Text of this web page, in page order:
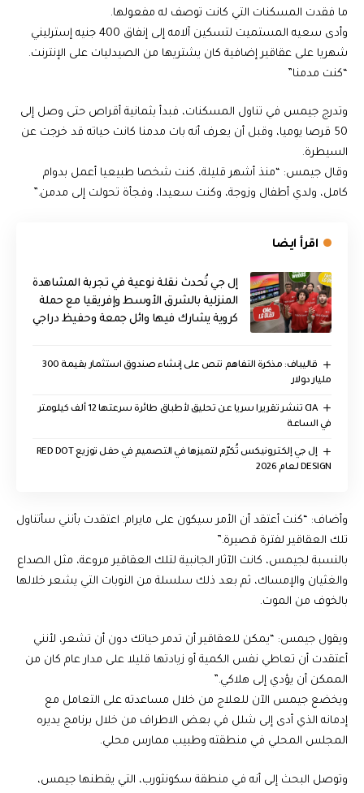
ما فقدت المسكنات التي كانت توصف له مفعولها.
وأدى سعيه المستميت لتسكين آلامه إلى إنفاق 400 جنيه إسترليني
شهريا على عقاقير إضافية كان يشتريها من الصيدليات على الإنترنت.
“كنت مدمنا”
وتدرج جيمس في تناول المسكنات، فبدأ بثمانية أقراص حتى وصل إلى
50 قرصا يوميا، وقبل أن يعرف أنه بات مدمنا كانت حياته قد خرجت عن
السيطرة.
وقال جيمس: “منذ أشهر قليلة، كنت شخصا طبيعيا أعمل بدوام
كامل، ولدي أطفال وزوجة، وكنت سعيدا، وفجأة تحولت إلى مدمن.”
اقرأ ايضا
إل جي تُحدث نقلة نوعية في تجربة المشاهدة
المنزلية بالشرق الأوسط وإفريقيا مع حملة
كروية يشارك فيها وائل جمعة وحفيظ دراجي
قاليباف: مذكرة التفاهم تنص على إنشاء صندوق استثمار بقيمة 300
مليار دولار
CIA تنشر تقريرا سريا عن تحليق لأطباق طائرة سرعتها 12 ألف كيلومتر
في الساعة
إل جي إلكترونيكس تُكرّم لتميزها في التصميم في حفل توزيع RED DOT
DESIGN لعام 2026
وأضاف: “كنت أعتقد أن الأمر سيكون على مايرام. اعتقدت بأنني سأتناول
تلك العقاقير لفترة قصيرة.”
بالنسبة لجيمس، كانت الآثار الجانبية لتلك العقاقير مروعة، مثل الصداع
والغثيان والإمساك، ثم بعد ذلك سلسلة من النوبات التي يشعر خلالها
بالخوف من الموت.
ويقول جيمس: “يمكن للعقاقير أن تدمر حياتك دون أن تشعر، لأنني
أعتقدت أن تعاطي نفس الكمية أو زيادتها قليلا على مدار عام كان من
الممكن أن يؤدي إلى هلاكي.”
ويخضع جيمس الآن للعلاج من خلال مساعدته على التعامل مع
إدمانه الذي أدى إلى شلل في بعض الاطراف من خلال برنامج يديره
المجلس المحلي في منطقته وطبيب ممارس محلي.
وتوصل البحث إلى أنه في منطقة سكونثورب، التي يقطنها جيمس،